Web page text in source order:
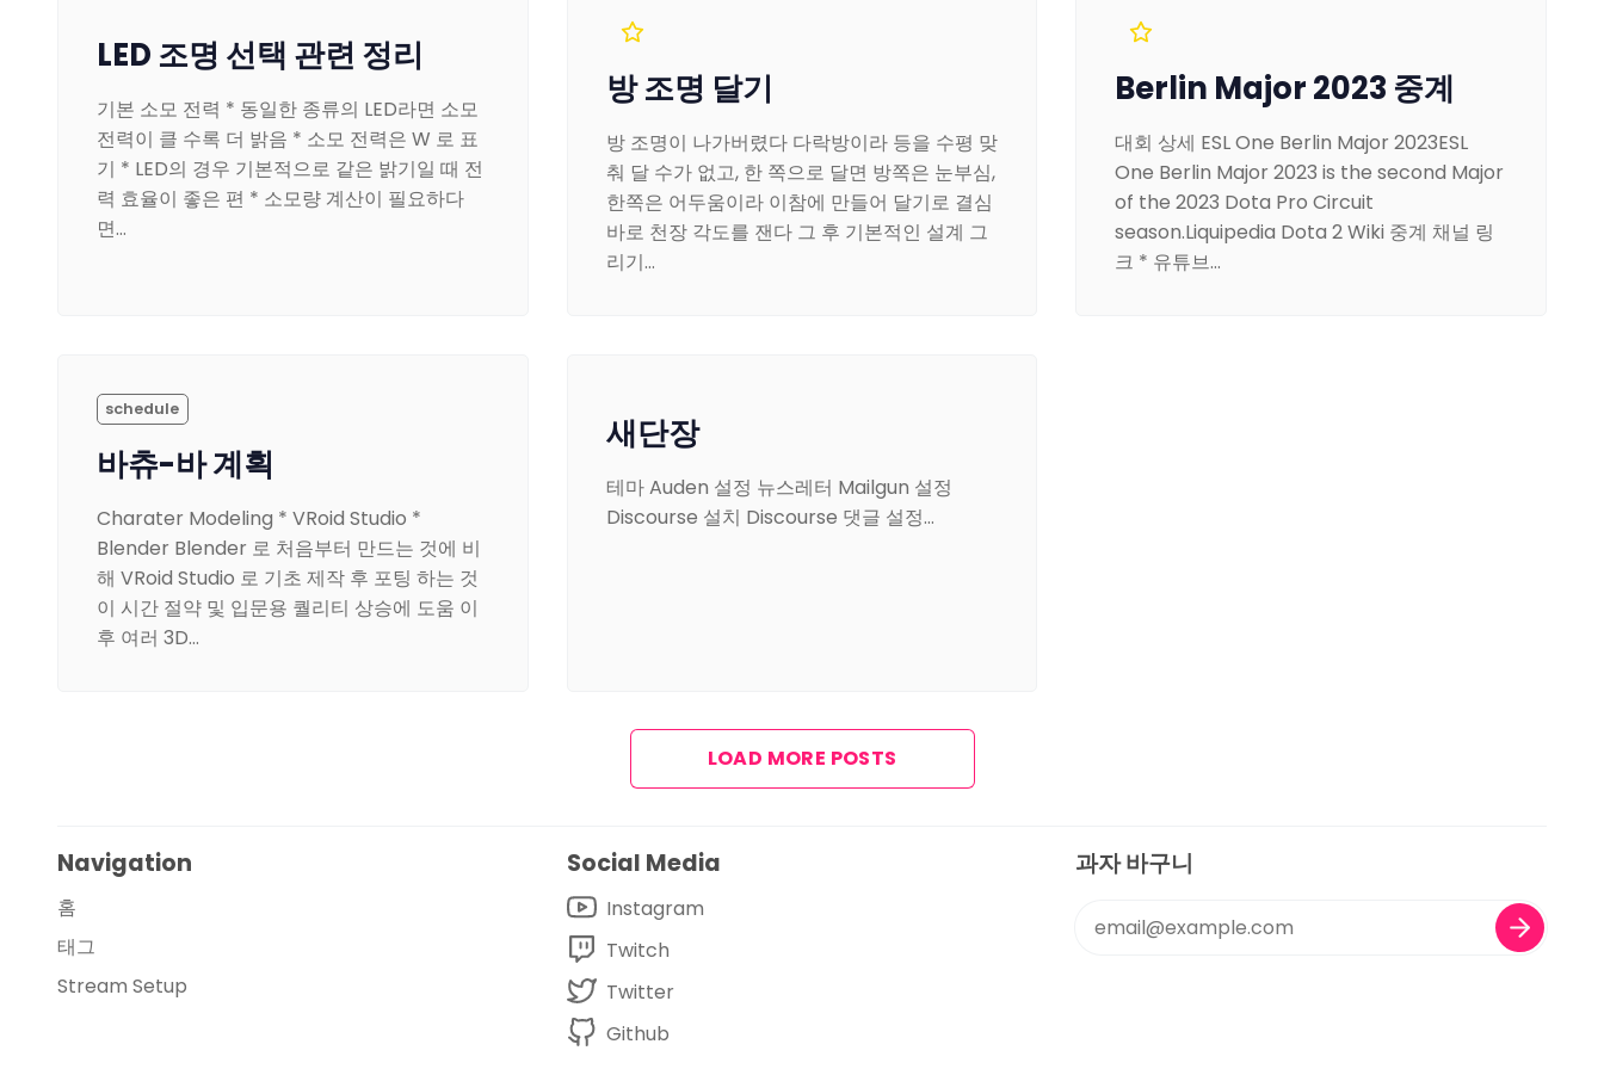
LED 조명 선택 관련 정리
기본 소모 전력 * 동일한 종류의 LED라면 소모
전력이 클 수록 더 밝음 * 소모 전력은 W 로 표
기 * LED의 경우 기본적으로 같은 밝기일 때 전
력 효율이 좋은 편 * 소모량 계산이 필요하다
면…
방 조명 달기
방 조명이 나가버렸다 다락방이라 등을 수평 맞
춰 달 수가 없고, 한 쪽으로 달면 방쪽은 눈부심,
한쪽은 어두움이라 이참에 만들어 달기로 결심
바로 천장 각도를 잰다 그 후 기본적인 설계 그
리기…
Berlin Major 2023 중계
대회 상세 ESL One Berlin Major 2023ESL
One Berlin Major 2023 is the second Major
of the 2023 Dota Pro Circuit
season.Liquipedia Dota 2 Wiki 중계 채널 링
크 * 유튜브…
schedule
바츄-바 계획
Charater Modeling * VRoid Studio *
Blender Blender 로 처음부터 만드는 것에 비
해 VRoid Studio 로 기초 제작 후 포팅 하는 것
이 시간 절약 및 입문용 퀄리티 상승에 도움 이
후 여러 3D…
새단장
테마 Auden 설정 뉴스레터 Mailgun 설정
Discourse 설치 Discourse 댓글 설정…
LOAD MORE POSTS
Navigation
홈
태그
Stream Setup
Social Media
Instagram
Twitch
Twitter
Github
과자 바구니